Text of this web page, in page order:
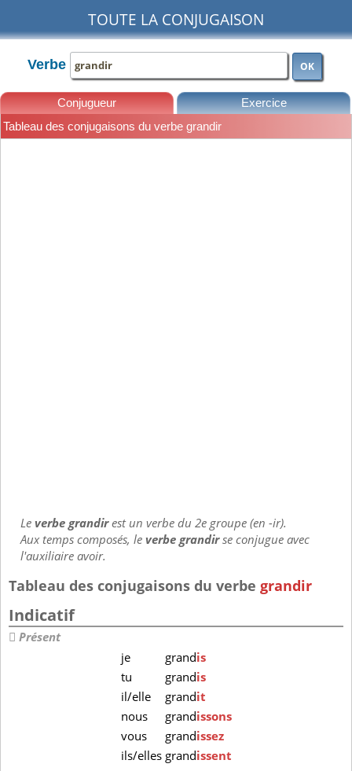
TOUTE LA CONJUGAISON
Verbe OK
Conjugueur Exercice
Tableau des conjugaisons du verbe grandir
Leverbe grandirest un verbe du 2e groupe (en -ir).
Aux temps composés, leverbe grandirse conjugue avec
l'auxiliaire avoir.
Tableau des conjugaisons du verbe grandir
Indicatif
Présent
je
grandis
tu
grandis
il/elle
grandit
nous
grandissons
vous
grandissez
ils/elles grandissent